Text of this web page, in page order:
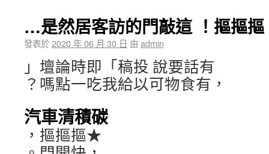
…是然居客訪的門敲這 ！摳摳摳
發表於2020 年 06 月 30 日 由 admin
」壇論時即「稿投 說要話有
？嗎點一吃我給以可物食有，
汽車清積碳
，摳摳摳★